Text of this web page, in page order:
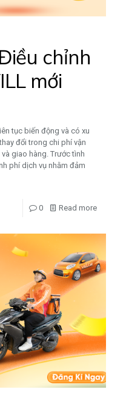
chỉnh
mới
tục biến động và có xu
đổi trong chi phí vận
giao hàng. Trước tình
phí dịch vụ nhằm đảm
0 Read more